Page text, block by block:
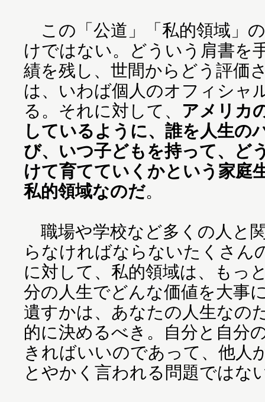
この「公道」「私的領域」
けではない。どういう肩書を
績を残し、世間からどう評価
は、いわば個人のオフィシャ
る。それに対して、 アメリカ
しているように、誰を人生の
び、いつ子どもを持って、ど
けて育てていくかという家庭
私的領域なのだ。
職場や学校など多くの人と
らなければならないたくさん
に対して、私的領域は、もっ
分の人生でどんな価値を大事
遺すかは、あなたの人生なの
的に決めるべき。自分と自分
きればいいのであって、他人
とやかく言われる問題ではな